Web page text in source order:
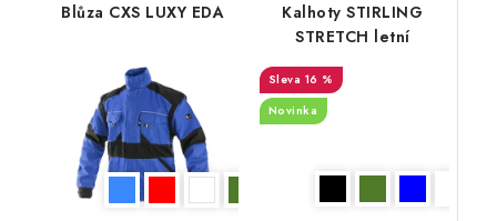
Blůza CXS LUXY EDA
Kalhoty STIRLING
STRETCH letní
16 %
Novinka